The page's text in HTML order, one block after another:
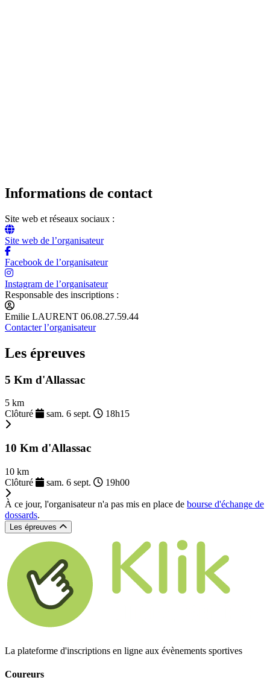
Informations de contact
Site web et réseaux sociaux :
Site web de l’organisateur
Facebook de l’organisateur
Instagram de l’organisateur
Responsable des inscriptions :
Emilie LAURENT 06.08.27.59.44
Contacter l’organisateur
Les épreuves
5 Km d'Allassac
5 km
Clôturé
sam. 6 sept. 18h15
10 Km d'Allassac
10 km
Clôturé
sam. 6 sept. 19h00
À ce jour, l'organisateur n'a pas mis en place de bourse d'échange de
dossards.
Les épreuves
La plateforme d'inscriptions en ligne aux évènements sportives
Coureurs